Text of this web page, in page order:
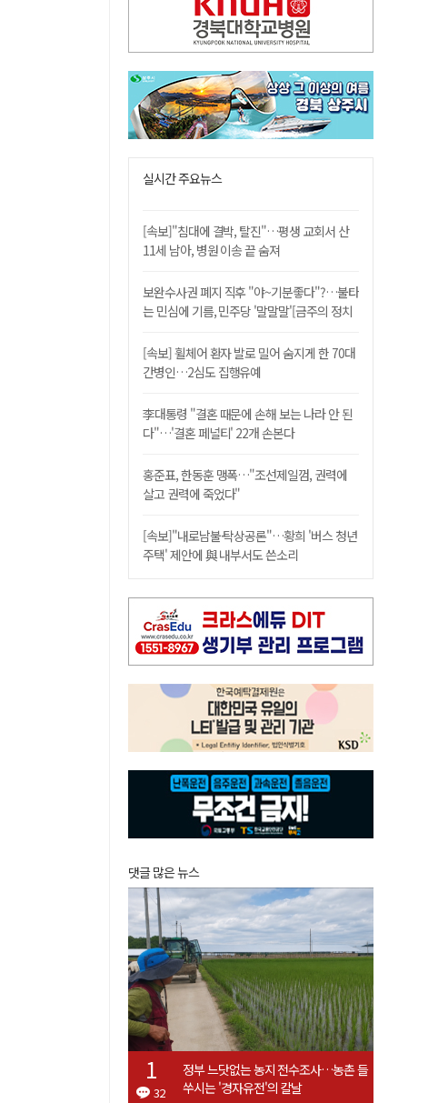
실시간 주요뉴스
[속보]"침대에 결박, 탈진"…평생 교회서 산
11세 남아, 병원 이송 끝 숨져
보완수사권 폐지 직후 "야~기분좋다"?…불타
는 민심에 기름, 민주당 '말말말'[금주의 정치
[속보] 휠체어 환자 발로 밀어 숨지게 한 70대
간병인…2심도 집행유예
李대통령 "결혼 때문에 손해 보는 나라 안 된
다"…'결혼 페널티' 22개 손본다
홍준표, 한동훈 맹폭…"조선제일껌, 권력에
살고 권력에 죽었다"
[속보]"내로남불·탁상공론"…황희 '버스 청년
주택' 제안에 與 내부서도 쓴소리
댓글 많은 뉴스
32
정부 느닷없는 농지 전수조사…농촌 들
쑤시는 '경자유전'의 칼날